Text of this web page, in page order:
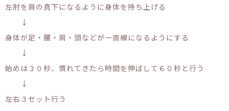
左肘を肩の真下になるように身体を持ち上げる
↓
身体が足・腰・肩・頭などが一直線になるようにする
↓
始めは３０秒、慣れてきたら時間を伸ばして６０秒と行う
↓
左右３セット行う